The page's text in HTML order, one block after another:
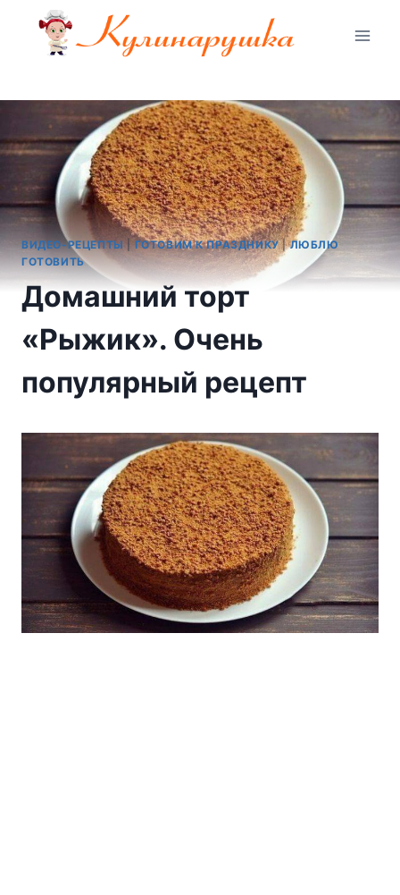
Перейти
содержимому
ВИДЕО-РЕЦЕПТЫ |ГОТОВИМ К ПРАЗДНИКУ|ЛЮБЛЮ
ГОТОВИТЬ
Домашний торт
«Рыжик». Очень
популярный рецепт